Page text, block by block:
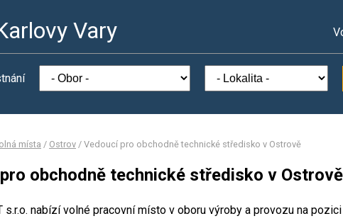
Vary
místa / Ostrov / Vedoucí pro obchodně technické středisko v Ostrově
obchodně technické středisko v Ostrově
s.r.o. nabízí volné pracovní místo v oboru výroby a provozu na